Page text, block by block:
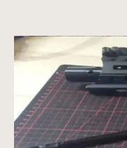
Bildergalerie